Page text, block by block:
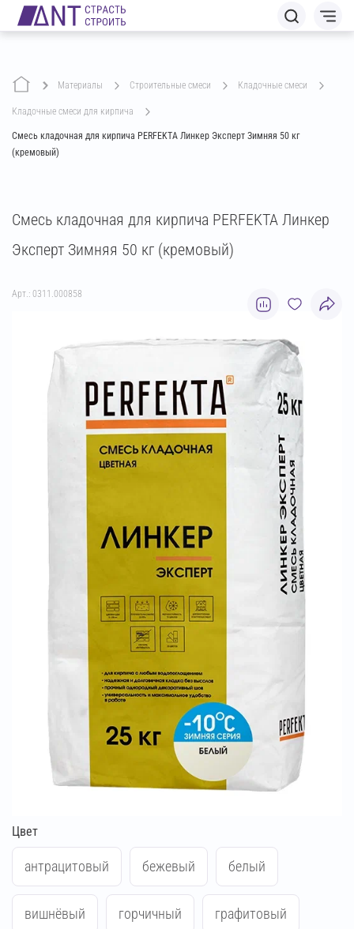
Материалы строительные смеси кладочные смеси
кладочные смеси для кирпича
Смесь кладочная для кирпича PERFEKTA Линкер Эксперт Зимняя 50 кг
(кремовый)
Смесь кладочная для кирпича PERFEKTA Линкер
Эксперт Зимняя 50 кг (кремовый)
Арт.: 0311.000858
Цвет
антрацитовый бежевый белый
вишнёвый горчичный графитовый